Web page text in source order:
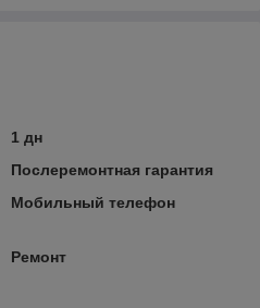
1 дн
Послеремонтная гарантия
Мобильный телефон
Ремонт